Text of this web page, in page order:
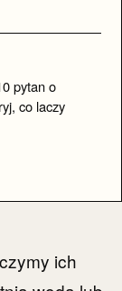
pytan o
co laczy
ich